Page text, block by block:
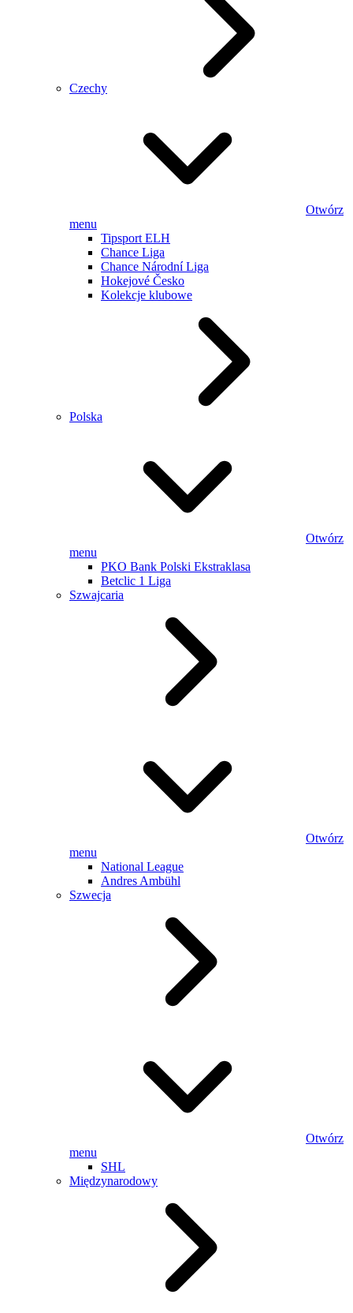
Czechy
Otwórz
menu
Tipsport ELH
Chance Liga
Chance Národní Liga
Hokejové Česko
Kolekcje klubowe
Polska
Otwórz
menu
PKO Bank Polski Ekstraklasa
Betclic 1 Liga
Szwajcaria
Otwórz
menu
National League
Andres Ambühl
Szwecja
Otwórz
menu
SHL
Międzynarodowy